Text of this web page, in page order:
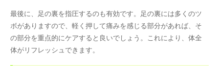
最後に、足の裏を指圧するのも有効です。足の裏には多くのツ
ボがありますので、軽く押して痛みを感じる部分があれば、そ
の部分を重点的にケアすると良いでしょう。これにより、体全
体がリフレッシュできます。